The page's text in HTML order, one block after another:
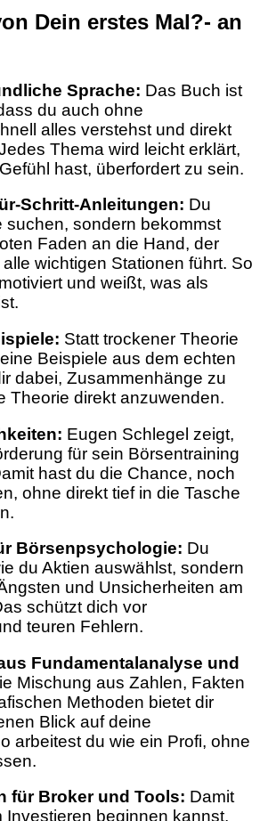
Dein erstes Mal?- an
Sprache: Das Buch ist
du auch ohne
alles verstehst und direkt
Thema wird leicht erklärt,
hast, überfordert zu sein.
Schritt-Anleitungen: Du
suchen, sondern bekommst
Faden an die Hand, der
wichtigen Stationen führt. So
und weißt, was als
Statt trockener Theorie
Beispiele aus dem echten
dabei, Zusammenhänge zu
Theorie direkt anzuwenden.
Eugen Schlegel zeigt,
für sein Börsentraining
hast du die Chance, noch
ohne direkt tief in die Tasche
Börsenpsychologie: Du
du Aktien auswählst, sondern
und Unsicherheiten am
schützt dich vor
teuren Fehlern.
Fundamentalanalyse und
Mischung aus Zahlen, Fakten
Methoden bietet dir
Blick auf deine
arbeitest du wie ein Profi, ohne
für Broker und Tools: Damit
Investieren beginnen kannst,